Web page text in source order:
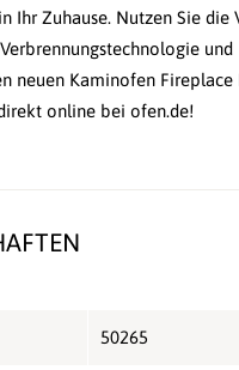
Ihr Zuhause. Nutzen Sie die
und
neuen Kaminofen Fireplace
online bei ofen.de!
50265